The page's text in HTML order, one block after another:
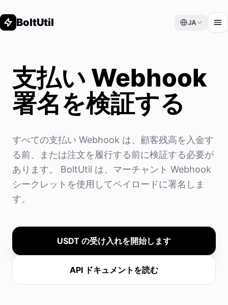
BoltUtil JA
支払い Webhook
署名を検証する
すべての支払い Webhook は、顧客残高を入金す
る前、または注文を履行する前に検証する必要が
あります。 BoltUtil は、マーチャント Webhook
シークレットを使用してペイロードに署名しま
す。
USDT の受け入れを開始します
API ドキュメントを読む